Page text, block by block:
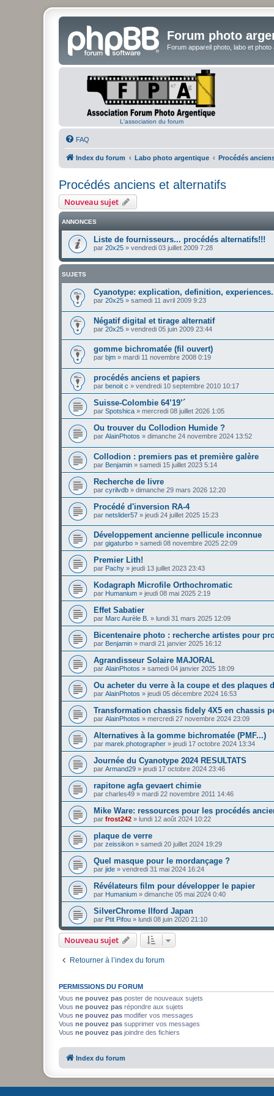
Forum photo
Forum appareil photo, labo et photo
L'association du forum
FAQ
Index du forum Labo photo argentique Procédés
Procédés anciens et alternatifs
Nouveau sujet
ANNONCES
Liste de fournisseurs... procédés alternatifs!!!
par 20x25 » vendredi 03 juillet 2009 7:28
SUJETS
Cyanotype: explication, definition,
par 20x25 » samedi 11 avril 2009 9:23
Négatif digital et tirage alternatif
par 20x25 » vendredi 05 juin 2009 23:44
gomme bichromatée (fil ouvert)
par bjm » mardi 11 novembre 2008 0:19
procédés anciens et papiers
par benoit c » vendredi 10 septembre 2010 10:17
Suisse-Colombie 64’19’´
par Spotshica » mercredi 08 juillet 2026 1:05
Ou trouver du Collodion Humide ?
par AlainPhotos » dimanche 24 novembre 2024 13:52
Collodion : premiers pas et première galère
par Benjamin » samedi 15 juillet 2023 5:14
Recherche de livre
par cyrilvdb » dimanche 29 mars 2026 12:20
Procédé d'inversion RA-4
par netslider57 » jeudi 24 juillet 2025 15:23
Développement ancienne pellicule inconnue
par gigaturbo » samedi 08 novembre 2025 22:09
Premier Lith!
par Pachy » jeudi 13 juillet 2023 23:43
Kodagraph Microfile Orthochromatic
par Humanium » jeudi 08 mai 2025 2:19
Effet Sabatier
par Marc Aurèle B. » lundi 31 mars 2025 12:09
Bicentenaire photo : recherche artistes pour
par Benjamin » mardi 21 janvier 2025 16:12
Agrandisseur Solaire MAJORAL
par AlainPhotos » samedi 04 janvier 2025 18:09
Ou acheter du verre à la coupe et des plaques
par AlainPhotos » jeudi 05 décembre 2024 16:53
Transformation chassis fidely 4X5 en chassis
par AlainPhotos » mercredi 27 novembre 2024 23:09
Alternatives à la gomme bichromatée (PMF...)
par marek.photographer » jeudi 17 octobre 2024 13:34
Journée du Cyanotype 2024 RESULTATS
par Armand29 » jeudi 17 octobre 2024 23:46
rapitone agfa gevaert chimie
par charles49 » mardi 22 novembre 2011 14:46
Mike Ware: ressources pour les procédés
par frost242 » lundi 12 août 2024 10:22
plaque de verre
par zeissikon » samedi 20 juillet 2024 19:29
Quel masque pour le mordançage ?
par jide » vendredi 31 mai 2024 16:24
Révélateurs film pour développer le papier
par Humanium » dimanche 05 mai 2024 0:40
SilverChrome Ilford Japan
par Ptit Pifou » lundi 08 juin 2020 21:10
Nouveau sujet
Retourner à l’index du forum
PERMISSIONS DU FORUM
Vous ne pouvez pas poster de nouveaux sujets
Vous ne pouvez pas répondre aux sujets
Vous ne pouvez pas modifier vos messages
Vous ne pouvez pas supprimer vos messages
Vous ne pouvez pas joindre des fichiers
Index du forum